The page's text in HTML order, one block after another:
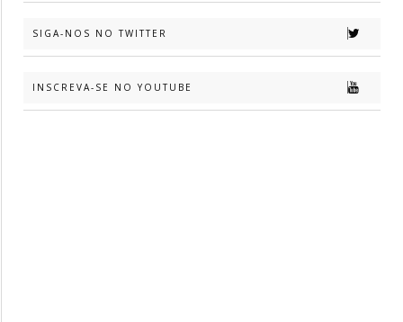
SIGA-NOS NO TWITTER
INSCREVA-SE NO YOUTUBE